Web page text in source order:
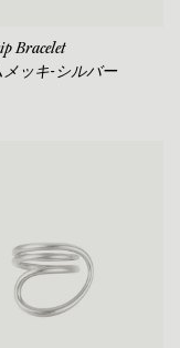
Bracelet
メッキ-シルバー